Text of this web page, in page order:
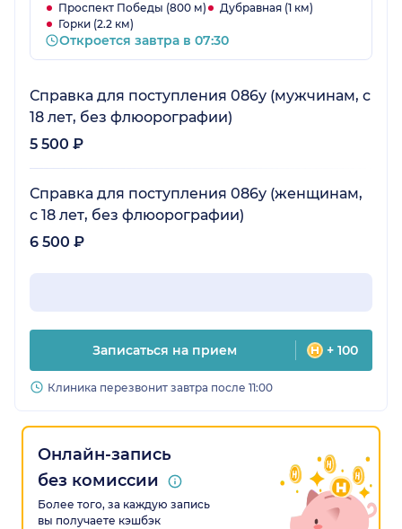
Проспект Победы (800 м)
Дубравная (1 км)
Горки (2.2 км)
Откроется завтра в 07:30
Справка для поступления 086у (мужчинам, с
18 лет, без флюорографии)
5 500 ₽
Справка для поступления 086у (женщинам,
с 18 лет, без флюорографии)
6 500 ₽
Записаться на прием + 100
Клиника перезвонит завтра после 11:00
Онлайн-запись
без комиссии
Более того, за каждую запись
вы получаете кэшбэк